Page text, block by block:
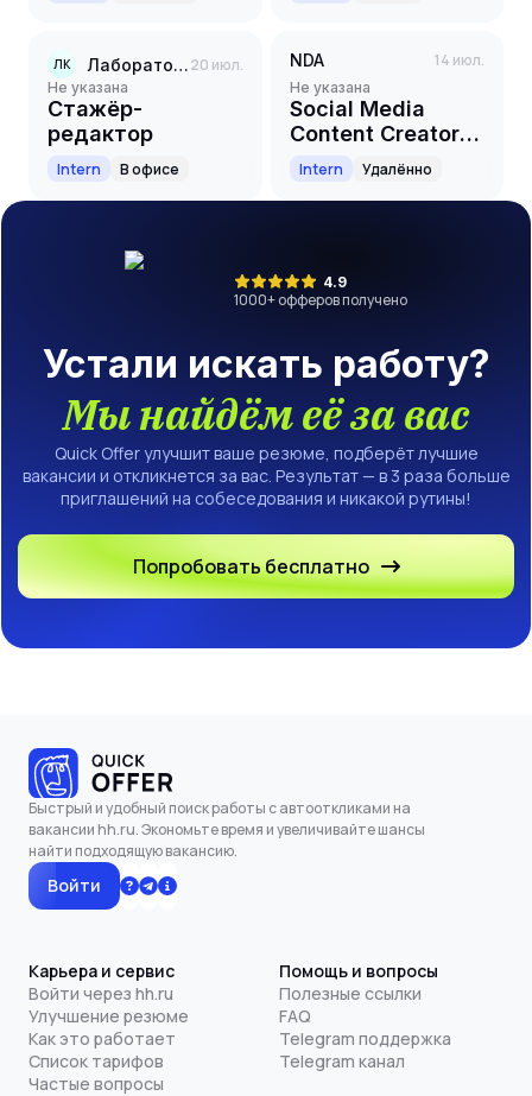
ЛК Лаборатория Касперского20 июл.
Не указана
Стажёр-
редактор
Intern В офисе
NDA 14 июл.
Не указана
Social Media
Content Creator
(Internship)
Intern Удалённо
4.9
1000+ офферов получено
Устали искать работу?
Мы найдём её за вас
Quick Offer улучшит ваше резюме, подберёт лучшие
вакансии и откликнется за вас. Результат — в 3 раза больше
приглашений на собеседования и никакой рутины!
Попробовать бесплатно
Быстрый и удобный поиск работы с автооткликами на
вакансии hh.ru. Экономьте время и увеличивайте шансы
найти подходящую вакансию.
Войти
Карьера и сервис
Войти через hh.ru
Улучшение резюме
Как это работает
Список тарифов
Частые вопросы
Помощь и вопросы
Полезные ссылки
FAQ
Telegram поддержка
Telegram канал